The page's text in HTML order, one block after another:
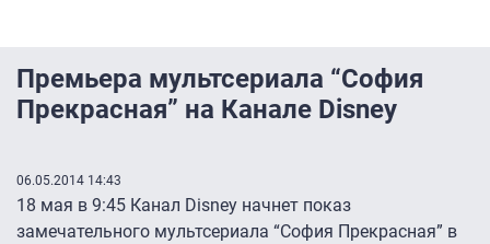
Премьера мультсериала “София
Прекрасная” на Канале Disney
06.05.2014 14:43
18 мая в 9:45 Канал Disney начнет показ
замечательного мультсериала “София Прекрасная” в